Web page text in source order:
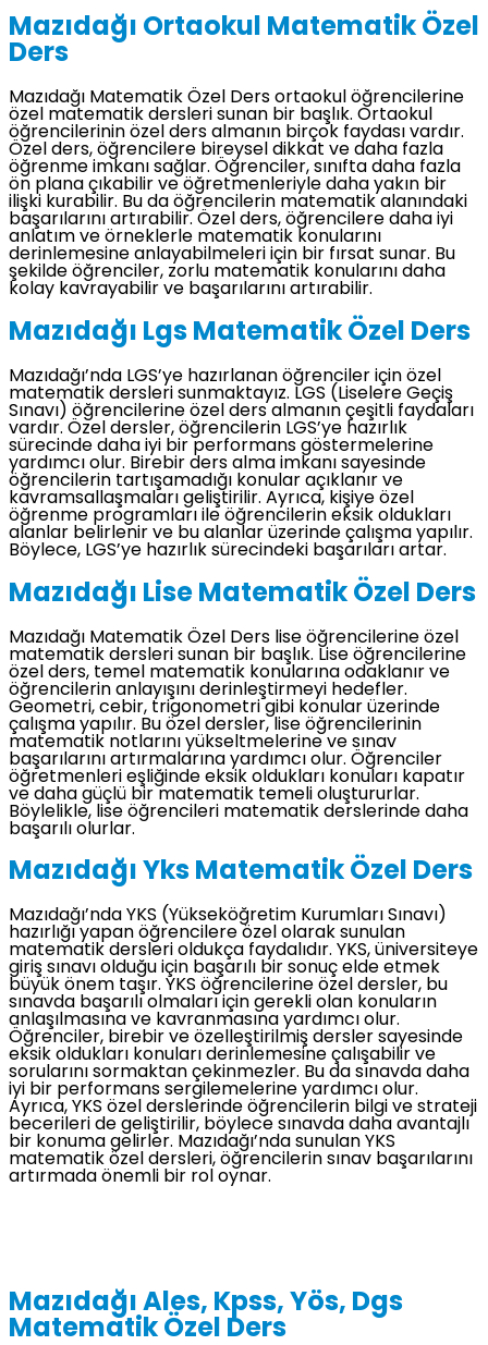
Mazıdağı Ortaokul Matematik Özel
Ders
Mazıdağı Matematik Özel Ders ortaokul öğrencilerine
özel matematik dersleri sunan bir başlık. Ortaokul
öğrencilerinin özel ders almanın birçok faydası vardır.
Özel ders, öğrencilere bireysel dikkat ve daha fazla
öğrenme imkanı sağlar. Öğrenciler, sınıfta daha fazla
ön plana çıkabilir ve öğretmenleriyle daha yakın bir
ilişki kurabilir. Bu da öğrencilerin matematik alanındaki
başarılarını artırabilir. Özel ders, öğrencilere daha iyi
anlatım ve örneklerle matematik konularını
derinlemesine anlayabilmeleri için bir fırsat sunar. Bu
şekilde öğrenciler, zorlu matematik konularını daha
kolay kavrayabilir ve başarılarını artırabilir.
Mazıdağı Lgs Matematik Özel Ders
Mazıdağı’nda LGS’ye hazırlanan öğrenciler için özel
matematik dersleri sunmaktayız. LGS (Liselere Geçiş
Sınavı) öğrencilerine özel ders almanın çeşitli faydaları
vardır. Özel dersler, öğrencilerin LGS’ye hazırlık
sürecinde daha iyi bir performans göstermelerine
yardımcı olur. Birebir ders alma imkanı sayesinde
öğrencilerin tartışamadığı konular açıklanır ve
kavramsallaşmaları geliştirilir. Ayrıca, kişiye özel
öğrenme programları ile öğrencilerin eksik oldukları
alanlar belirlenir ve bu alanlar üzerinde çalışma yapılır.
Böylece, LGS’ye hazırlık sürecindeki başarıları artar.
Mazıdağı Lise Matematik Özel Ders
Mazıdağı Matematik Özel Ders lise öğrencilerine özel
matematik dersleri sunan bir başlık. Lise öğrencilerine
özel ders, temel matematik konularına odaklanır ve
öğrencilerin anlayışını derinleştirmeyi hedefler.
Geometri, cebir, trigonometri gibi konular üzerinde
çalışma yapılır. Bu özel dersler, lise öğrencilerinin
matematik notlarını yükseltmelerine ve sınav
başarılarını artırmalarına yardımcı olur. Öğrenciler
öğretmenleri eşliğinde eksik oldukları konuları kapatır
ve daha güçlü bir matematik temeli oluştururlar.
Böylelikle, lise öğrencileri matematik derslerinde daha
başarılı olurlar.
Mazıdağı Yks Matematik Özel Ders
Mazıdağı’nda YKS (Yükseköğretim Kurumları Sınavı)
hazırlığı yapan öğrencilere özel olarak sunulan
matematik dersleri oldukça faydalıdır. YKS, üniversiteye
giriş sınavı olduğu için başarılı bir sonuç elde etmek
büyük önem taşır. YKS öğrencilerine özel dersler, bu
sınavda başarılı olmaları için gerekli olan konuların
anlaşılmasına ve kavranmasına yardımcı olur.
Öğrenciler, birebir ve özelleştirilmiş dersler sayesinde
eksik oldukları konuları derinlemesine çalışabilir ve
sorularını sormaktan çekinmezler. Bu da sınavda daha
iyi bir performans sergilemelerine yardımcı olur.
Ayrıca, YKS özel derslerinde öğrencilerin bilgi ve strateji
becerileri de geliştirilir, böylece sınavda daha avantajlı
bir konuma gelirler. Mazıdağı’nda sunulan YKS
matematik özel dersleri, öğrencilerin sınav başarılarını
artırmada önemli bir rol oynar.
Mazıdağı Ales, Kpss, Yös, Dgs
Matematik Özel Ders